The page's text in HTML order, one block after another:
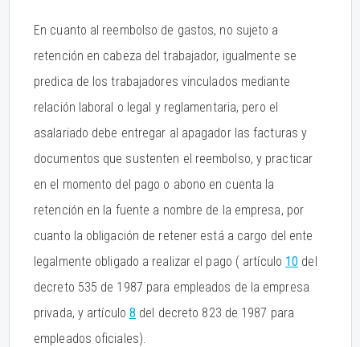
En cuanto al reembolso de gastos, no sujeto a
retención en cabeza del trabajador, igualmente se
predica de los trabajadores vinculados mediante
relación laboral o legal y reglamentaria, pero el
asalariado debe entregar al apagador las facturas y
documentos que sustenten el reembolso, y practicar
en el momento del pago o abono en cuenta la
retención en la fuente a nombre de la empresa, por
cuanto la obligación de retener está a cargo del ente
legalmente obligado a realizar el pago ( artículo 10 del
decreto 535 de 1987 para empleados de la empresa
privada, y artículo 8 del decreto 823 de 1987 para
empleados oficiales).